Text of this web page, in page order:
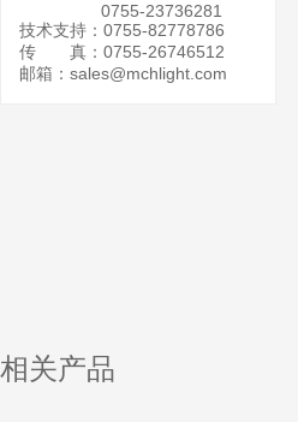
0755-23736281
技术支持：0755-82778786
传 真：0755-26746512
邮箱：sales@mchlight.com
相关产品